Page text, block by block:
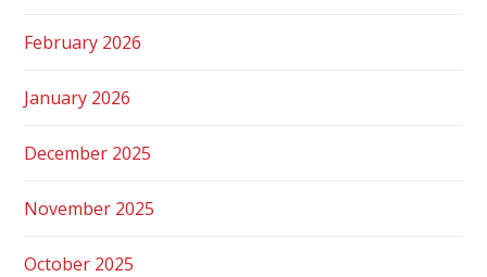
February 2026
January 2026
December 2025
November 2025
October 2025